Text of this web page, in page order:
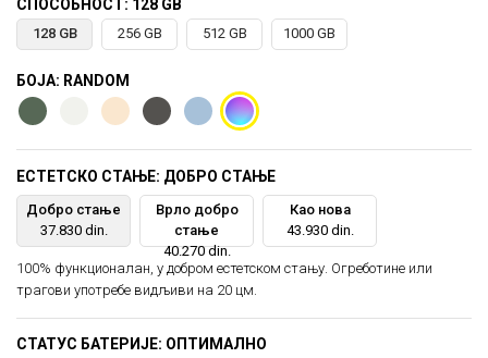
СПОСОБНОСТ: 128 GB
128 GB 256 GB 512 GB 1000 GB
БОЈА: RANDOM
ЕСТЕТСКО СТАЊЕ: ДОБРО СТАЊЕ
Добро стање
37.830 din.
Врло добро
стање
40.270 din.
Као нова
43.930 din.
100% функционалан, у добром естетском стању. Огреботине или
трагови употребе видљиви на 20 цм.
СТАТУС БАТЕРИЈЕ: ОПТИМАЛНО